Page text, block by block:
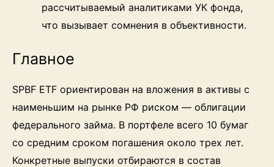
рассчитываемый аналитиками УК фонда,
что вызывает сомнения в объективности.
Главное
SPBF ETF ориентирован на вложения в активы с
наименьшим на рынке РФ риском — облигации
федерального займа. В портфеле всего 10 бумаг
со средним сроком погашения около трех лет.
Конкретные выпуски отбираются в состав